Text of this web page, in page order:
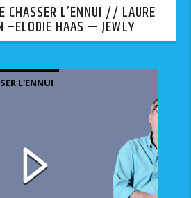
CHASSER L’ENNUI // LAURE
–ELODIE HAAS — JEWLY
L'ENNUI